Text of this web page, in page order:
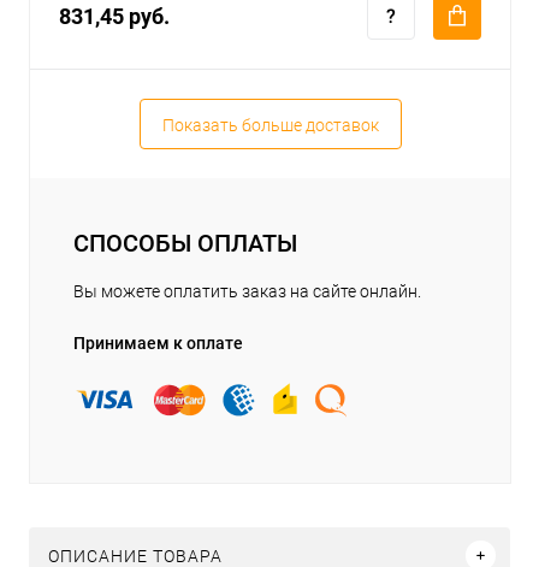
831,45 руб.
Показать больше доставок
СПОСОБЫ ОПЛАТЫ
Вы можете оплатить заказ на сайте онлайн.
Принимаем к оплате
ОПИСАНИЕ ТОВАРА